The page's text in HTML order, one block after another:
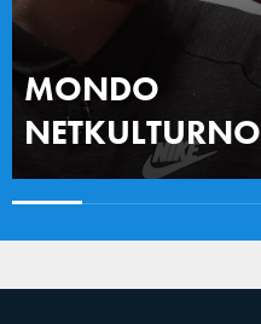
MONDO
NETKULTURNO